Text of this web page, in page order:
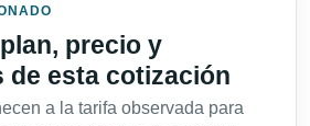
precio y
de esta cotización
a la tarifa observada para